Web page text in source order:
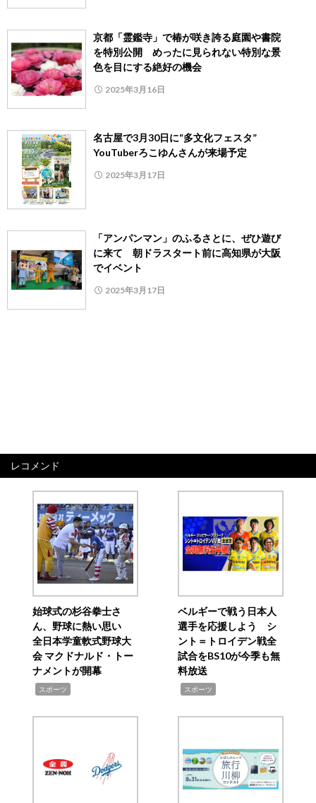
京都「霊鑑寺」で椿が咲き誇る庭園や書院
を特別公開 めったに見られない特別な景
色を目にする絶好の機会
2025年3月16日
名古屋で3月30日に“多文化フェスタ”
YouTuberろこゆんさんが来場予定
2025年3月17日
「アンパンマン」のふるさとに、ぜひ遊び
に来て 朝ドラスタート前に高知県が大阪
でイベント
2025年3月17日
レコメンド
始球式の杉谷拳士さ
ん、野球に熱い思い
全日本学童軟式野球大
会 マクドナルド・トー
ナメントが開幕
スポーツ
ベルギーで戦う日本人
選手を応援しよう シ
ント＝トロイデン戦全
試合をBS10が今季も無
料放送
スポーツ